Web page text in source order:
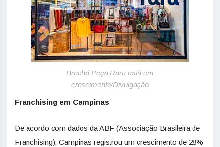
Brechó Peça Rara está em
crescimento/Divulgação
Franchising em Campinas
De acordo com dados da ABF (Associação Brasileira de
Franchising), Campinas registrou um crescimento de 28%